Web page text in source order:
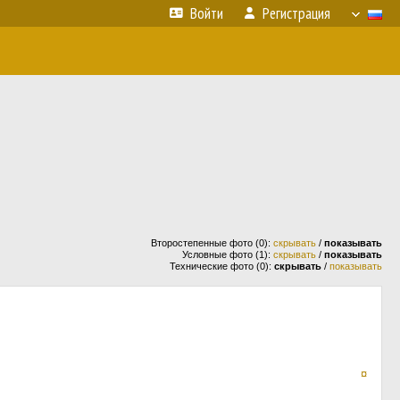
Войти Регистрация
Второстепенные фото (0): скрывать / показывать
Условные фото (1): скрывать / показывать
Технические фото (0): скрывать / показывать
¤